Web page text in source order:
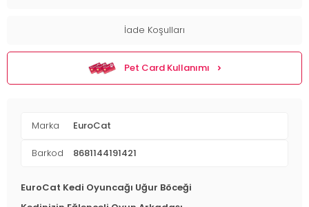
İade Koşulları
Pet Card Kullanımı
Marka EuroCat
Barkod 8681144191421
EuroCat Kedi Oyuncağı Uğur Böceği